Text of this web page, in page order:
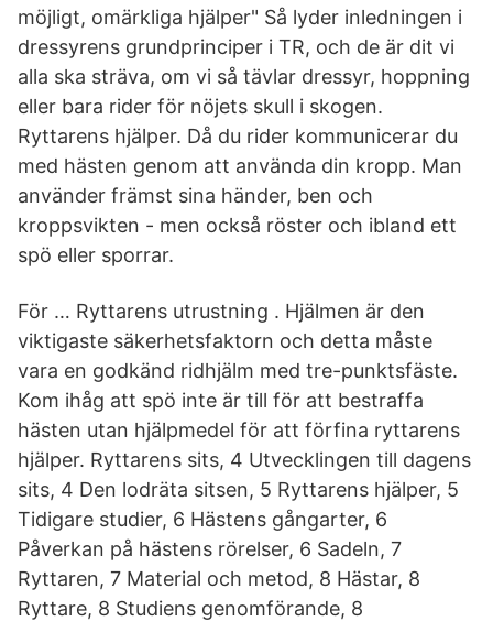
möjligt, omärkliga hjälper" Så lyder inledningen i
dressyrens grundprinciper i TR, och de är dit vi
alla ska sträva, om vi så tävlar dressyr, hoppning
eller bara rider för nöjets skull i skogen.
Ryttarens hjälper. Då du rider kommunicerar du
med hästen genom att använda din kropp. Man
använder främst sina händer, ben och
kroppsvikten - men också röster och ibland ett
spö eller sporrar.
För … Ryttarens utrustning . Hjälmen är den
viktigaste säkerhetsfaktorn och detta måste
vara en godkänd ridhjälm med tre-punktsfäste.
Kom ihåg att spö inte är till för att bestraffa
hästen utan hjälpmedel för att förfina ryttarens
hjälper. Ryttarens sits, 4 Utvecklingen till dagens
sits, 4 Den lodräta sitsen, 5 Ryttarens hjälper, 5
Tidigare studier, 6 Hästens gångarter, 6
Påverkan på hästens rörelser, 6 Sadeln, 7
Ryttaren, 7 Material och metod, 8 Hästar, 8
Ryttare, 8 Studiens genomförande, 8